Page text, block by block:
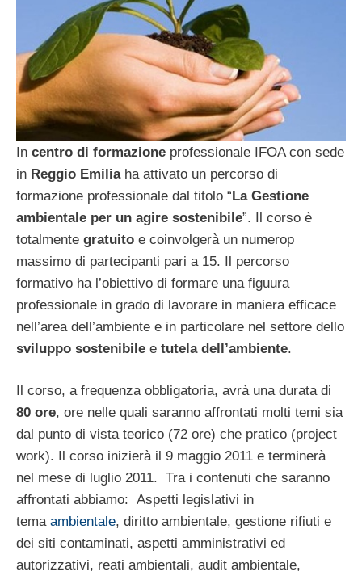
In centro di formazione professionale IFOA con sede
in Reggio Emiliaha attivato un percorso di
formazione professionale dal titolo “La Gestione
ambientale per un agire sostenibile”. Il corso è
totalmente gratuito e coinvolgerà un numerop
massimo di partecipanti pari a 15. Il percorso
formativo ha l’obiettivo di formare una figuura
professionale in grado di lavorare in maniera efficace
nell’area dell’ambiente e in particolare nel settore dello
sviluppo sostenibile e tutela dell’ambiente.
Il corso, a frequenza obbligatoria, avrà una durata di
80 ore, ore nelle quali saranno affrontati molti temi sia
dal punto di vista teorico (72 ore) che pratico (project
work). Il corso inizierà il 9 maggio 2011 e terminerà
nel mese di luglio 2011. Tra i contenuti che saranno
affrontati abbiamo: Aspetti legislativi in
tema ambientale, diritto ambientale, gestione rifiuti e
dei siti contaminati, aspetti amministrativi ed
autorizzativi, reati ambientali, audit ambientale,